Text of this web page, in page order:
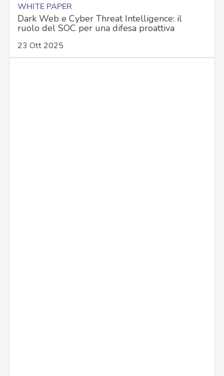
WHITE PAPER
Dark Web e Cyber Threat Intelligence: il
ruolo del SOC per una difesa proattiva
23 Ott 2025